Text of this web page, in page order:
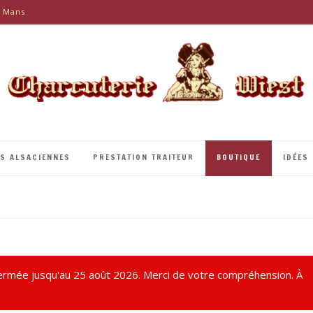
ALSACIENNES PRESTATION TRAITEUR BOUTIQUE IDÉES
jusqu'au 25 août 2026. Merci de votre compréhension. À